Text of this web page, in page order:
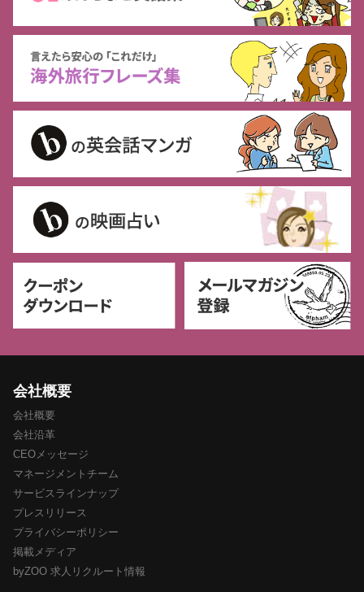
会社概要
会社概要
会社沿革
CEOメッセージ
マネージメントチーム
サービスラインナップ
プレスリリース
プライバシーポリシー
掲載メディア
byZOO 求人リクルート情報